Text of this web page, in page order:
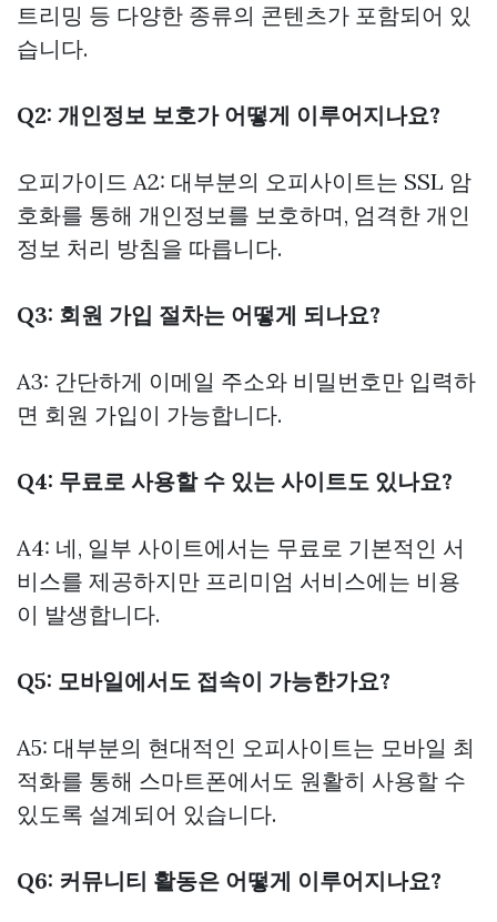
트리밍 등 다양한 종류의 콘텐츠가 포함되어 있
습니다.
Q2: 개인정보 보호가 어떻게 이루어지나요?
오피가이드 A2: 대부분의 오피사이트는 SSL 암
호화를 통해 개인정보를 보호하며, 엄격한 개인
정보 처리 방침을 따릅니다.
Q3: 회원 가입 절차는 어떻게 되나요?
A3: 간단하게 이메일 주소와 비밀번호만 입력하
면 회원 가입이 가능합니다.
Q4: 무료로 사용할 수 있는 사이트도 있나요?
A4: 네, 일부 사이트에서는 무료로 기본적인 서
비스를 제공하지만 프리미엄 서비스에는 비용
이 발생합니다.
Q5: 모바일에서도 접속이 가능한가요?
A5: 대부분의 현대적인 오피사이트는 모바일 최
적화를 통해 스마트폰에서도 원활히 사용할 수
있도록 설계되어 있습니다.
Q6: 커뮤니티 활동은 어떻게 이루어지나요?